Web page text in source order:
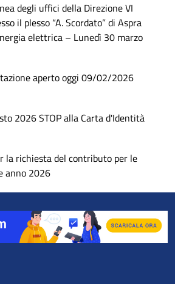
degli uffici della Direzione VI
il plesso “A. Scordato” di Aspra
elettrica – Lunedì 30 marzo
aperto oggi 09/02/2026
2026 STOP alla Carta d'Identità
la richiesta del contributo per le
anno 2026